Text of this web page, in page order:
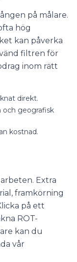
på målare.
hög
kan påverka
filtren för
inom rätt
direkt.
och geografisk
kostnad.
Extra
framkörning
på ett
ROT-
kan du
vår